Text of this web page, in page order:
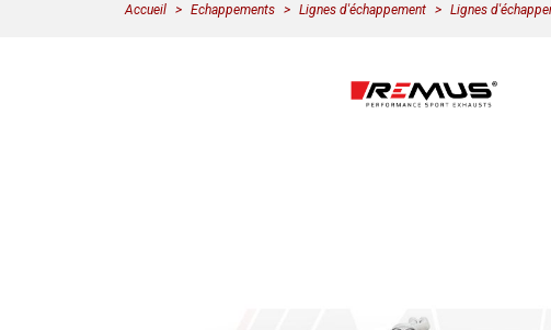
Accueil Echappements Lignes d'échappement Lignes